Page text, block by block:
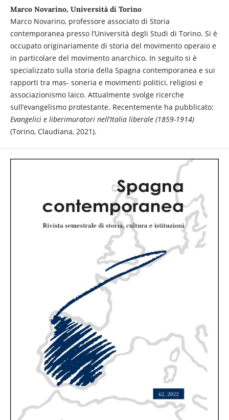
Marco Novarino, Università di Torino
Marco Novarino, professore associato di Storia
contemporanea presso l’Università degli Studi di Torino. Si è
occupato originariamente di storia del movimento operaio e
in particolare del movimento anarchico. In seguito si è
specializzato sulla storia della Spagna contemporanea e sui
rapporti tra mas- soneria e movimenti politici, religiosi e
associazionismo laico. Attualmente svolge ricerche
sull’evangelismo protestante. Recentemente ha pubblicato:
Evangelici e liberimuratori nell’Italia liberale (1859-1914)
(Torino, Claudiana, 2021).